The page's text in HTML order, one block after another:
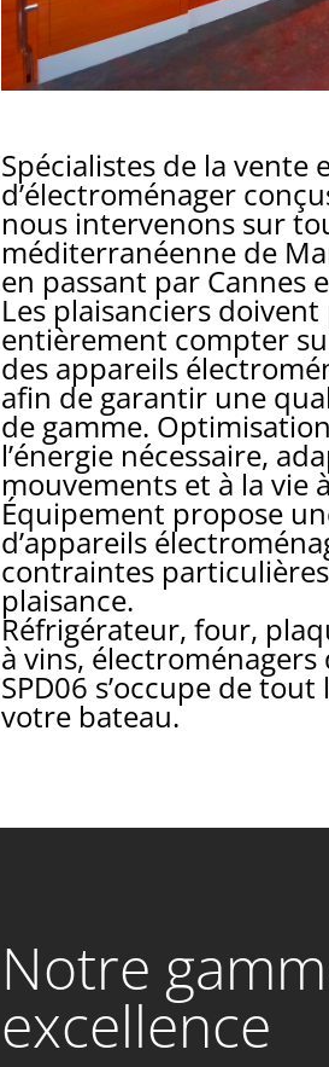
Spécialistes de la vente
d’électroménager
nous intervenons sur
méditerranéenne de
en passant par Cannes
Les plaisanciers
entièrement compter
des appareils
afin de garantir une
de gamme.
l’énergie nécessaire,
mouvements et à la vie
Équipement propose
d’appareils
contraintes
plaisance.
Réfrigérateur, four,
à vins, électroménagers
SPD06 s’occupe de
votre bateau.
Notre
excellence